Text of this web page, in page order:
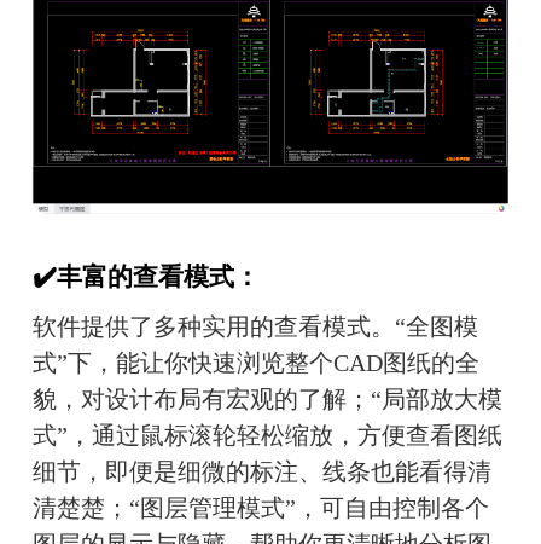
✔️丰富的查看模式：
软件提供了多种实用的查看模式。“全图模
式”下，能让你快速浏览整个CAD图纸的全
貌，对设计布局有宏观的了解；“局部放大模
式”，通过鼠标滚轮轻松缩放，方便查看图纸
细节，即便是细微的标注、线条也能看得清
清楚楚；“图层管理模式”，可自由控制各个